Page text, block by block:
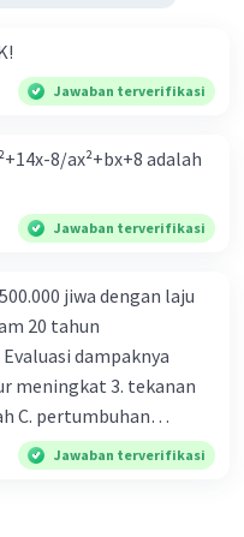
Jawaban terverifikasi
8/ax²+bx+8 adalah
Jawaban terverifikasi
jiwa dengan laju
20 tahun
dampaknya
meningkat 3. tekanan
C. pertumbuhan
D. tidak
penduduk penting
Jawaban terverifikasi